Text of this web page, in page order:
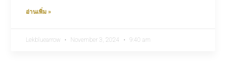
อ่านเพิ่ม »
Lekbluearrow November 3, 2024 9:40 am